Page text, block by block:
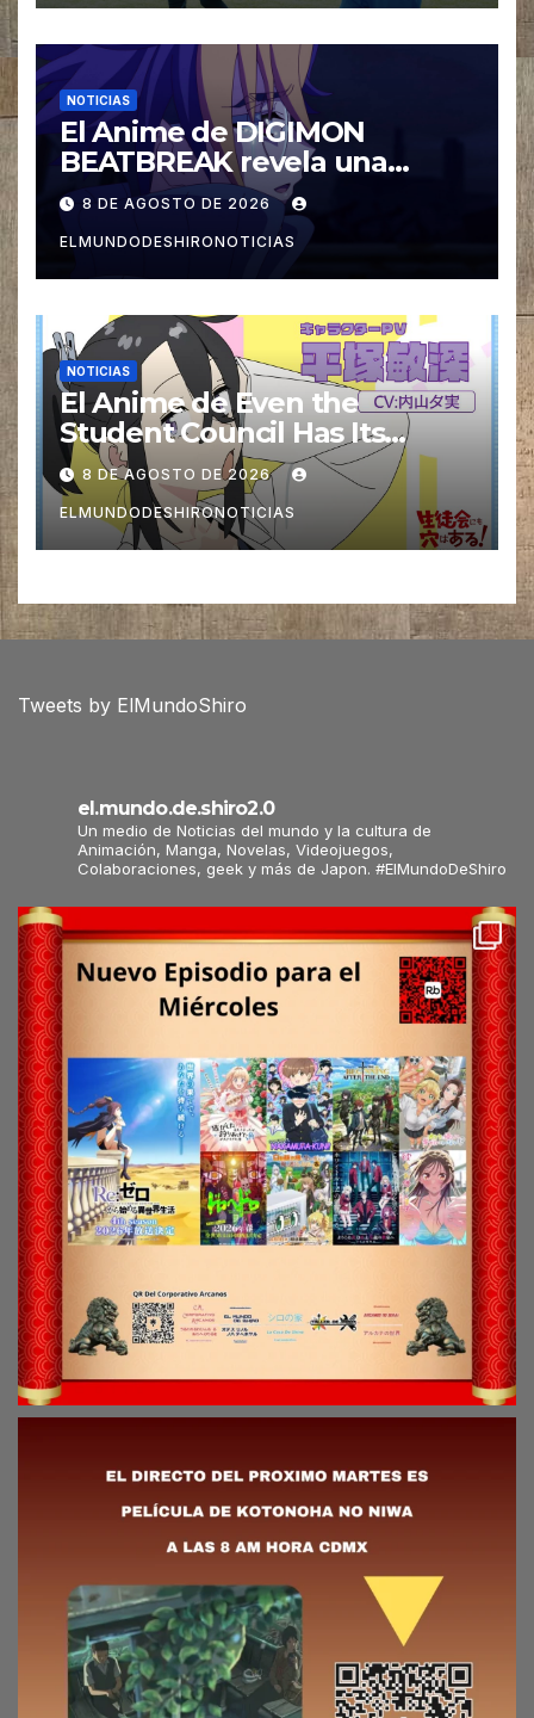
NOTICIAS
El Anime de DIGIMON
BEATBREAK revela una
nueva imagen para su ultimo
Arco Asuka
8 DE AGOSTO DE 2026
ELMUNDODESHIRONOTICIAS
NOTICIAS
El Anime de Even the
Student Council Has Its
Holes! revela una nueva Voz
8 DE AGOSTO DE 2026
ELMUNDODESHIRONOTICIAS
Tweets by ElMundoShiro
el.mundo.de.shiro2.0
Un medio de Noticias del mundo y la cultura de
Animación, Manga, Novelas, Videojuegos,
Colaboraciones, geek y más de Japon. #ElMundoDeShiro